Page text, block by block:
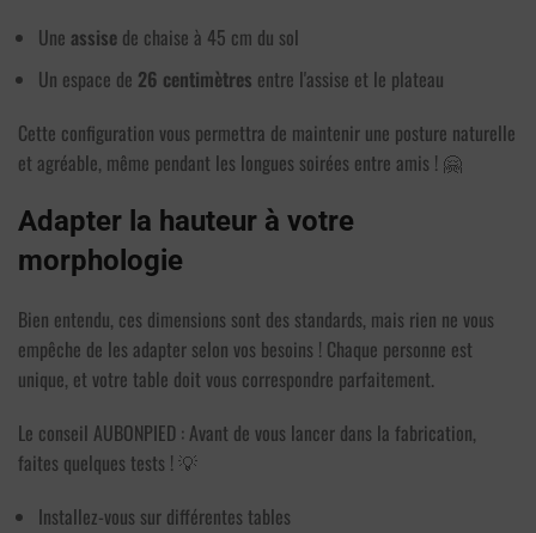
Une assise de chaise à 45 cm du sol
Un espace de 26 centimètres entre l'assise et le plateau
Cette configuration vous permettra de maintenir une posture naturelle
et agréable, même pendant les longues soirées entre amis ! 🤗
Adapter la hauteur à votre
morphologie
Bien entendu, ces dimensions sont des standards, mais rien ne vous
empêche de les adapter selon vos besoins ! Chaque personne est
unique, et votre table doit vous correspondre parfaitement.
Le conseil AUBONPIED : Avant de vous lancer dans la fabrication,
faites quelques tests ! 💡
Installez-vous sur différentes tables